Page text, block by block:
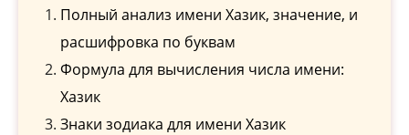
Полный анализ имени Хазик, значение, и
расшифровка по буквам
Формула для вычисления числа имени:
Хазик
Знаки зодиака для имени Хазик